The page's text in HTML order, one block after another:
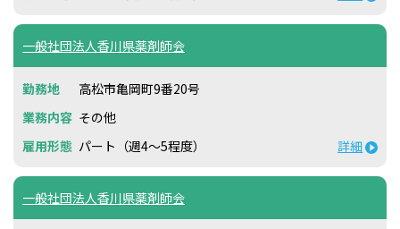
一般社団法人香川県薬剤師会
高松市亀岡町9番20号
その他
パート（週4～5程度）
詳細
一般社団法人香川県薬剤師会